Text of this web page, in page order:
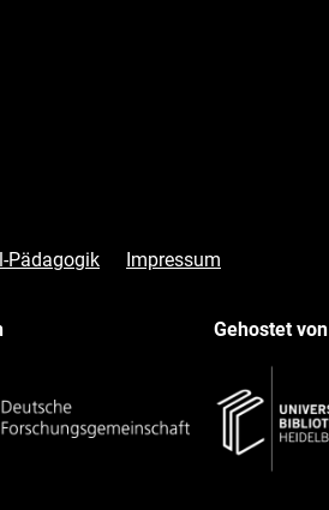
Pädagogik Impressum
Gehostet von